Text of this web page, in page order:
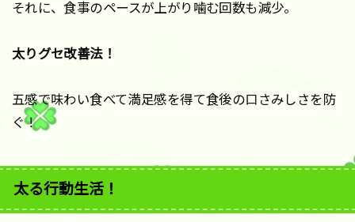
それに、食事のペースが上がり噛む回数も減少。
太りグセ改善法！
五感で味わい食べて満足感を得て食後の口さみしさを防
ぐ！
太る行動生活！